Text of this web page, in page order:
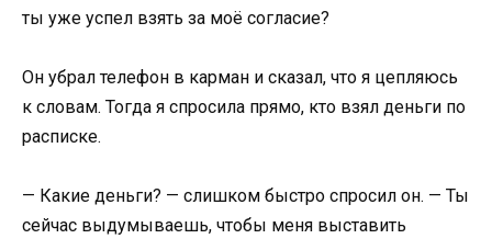
ты уже успел взять за моё согласие?
Он убрал телефон в карман и сказал, что я цепляюсь
к словам. Тогда я спросила прямо, кто взял деньги по
расписке.
— Какие деньги? — слишком быстро спросил он. — Ты
сейчас выдумываешь, чтобы меня выставить